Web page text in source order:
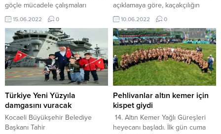
göçle mücadele çalışmaları
devam ediyor. Kocaeli ve bölge
illerde yakalanarak İl Göç İdaresi
Müdürlüğü Gündoğdu Geri
Gönderme Merkezi’ne teslim
edilen 227 düzensiz göçmenin
işlemleri tamamlandı. Yabancı
uyruklular, sınır dışı edilerek
ülkelerine gönderildi.
15.06.2022 0
açıklamaya göre, kaçakçılığın
önlenmesine yönelik çalışmalar
kapsamında belirlenen adreslere
operasyon düzenlendi. İzmit,
Körfez, Gebze ve Gölcük
ilçelerinde yapılan aramalarda,
gümrük kaçağı 5 bin litre karışımlı
akaryakıt, 243 bin 900 makaron,
12 cep telefonu, 64 paket kıyılmış
tütün, 308 puro, 3 bin 977 TAPDK
bandrolü, 370 paket...
10.06.2022 0
Türkiye Yeni Yüzyıla
damgasını vuracak
Kocaeli Büyükşehir Belediye
Başkanı Tahir
Pehlivanlar altın kemer için
kispet giydi
14. Altın Kemer Yağlı Güreşleri
heyecanı başladı. İlk gün cuma